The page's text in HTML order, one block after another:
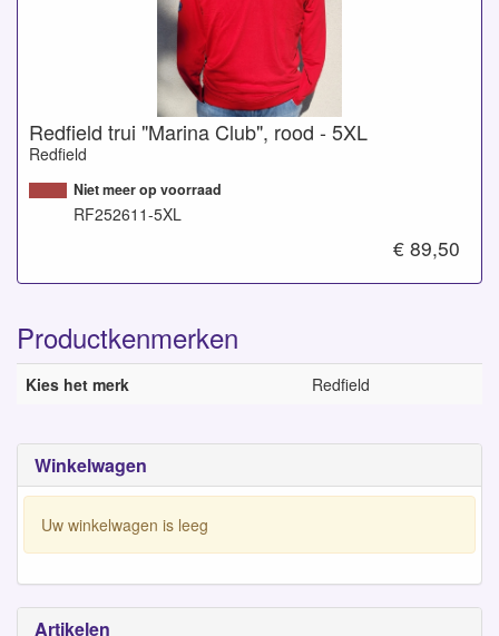
Winkelwagen
Uw winkelwagen is leeg
Artikelen
Redfield trui "Marina Club", rood - 5XL
Redfield
Niet meer op voorraad
RF252611-5XL
€ 89,50
Productkenmerken
Kies het merk Redfield